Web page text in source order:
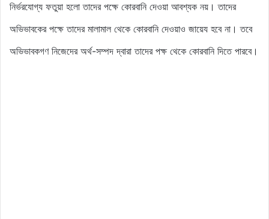
নির্ভরযোগ্য ফতুয়া হলো তাদের পক্ষে কোরবানি দেওয়া আবশ্যক নয়। তাদের
অভিভাবকের পক্ষে তাদের মালামাল থেকে কোরবানি দেওয়াও জায়েয হবে না। তবে
অভিভাবকগণ নিজেদের অর্থ-সম্পদ দ্বারা তাদের পক্ষ থেকে কোরবানি দিতে পারবে।